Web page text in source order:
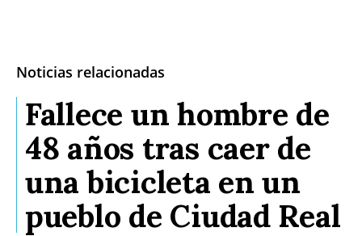
Noticias relacionadas
Fallece un hombre de
48 años tras caer de
una bicicleta en un
pueblo de Ciudad Real